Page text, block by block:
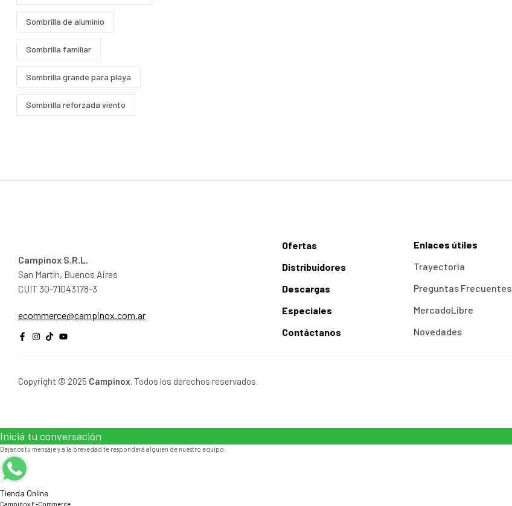
Sombrilla de aluminio
Sombrilla familiar
Sombrilla grande para playa
Sombrilla reforzada viento
Campinox S.R.L.
San Martín, Buenos Aires
CUIT 30-71043178-3
ra.moc.xonipmac
@ecremmoce
Ofertas
Distribuidores
Descargas
Especiales
Contáctanos
Enlaces útiles
Trayectoria
Preguntas Frecuentes
MercadoLibre
Novedades
Copyright © 2025 Campinox. Todos los derechos reservados.
Iniciá tu conversación
Dejanos tu mensaje y a la brevedad te responderá alguien de nuestro equipo.
Tienda Online
Campinox E-Commerce